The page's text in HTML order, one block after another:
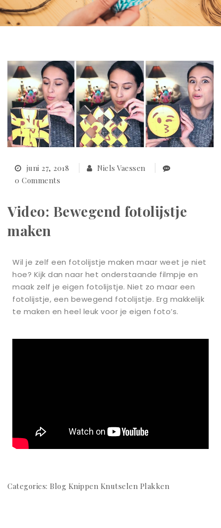
juni 27, 2018
Niels Vaessen
0 Comments
Video: Bewegend fotolijstje
maken
Wil je zelf een fotolijstje maken maar weet je niet
hoe? Kijk dan naar het onderstaande filmpje en
maak zelf je eigen fotolijstje. Niet zo maar een
fotolijstje, een bewegend fotolijstje. Erg makkelijk
te maken en heel leuk voor je eigen foto’s.
Categories: Blog Knippen Knutselen Plakken